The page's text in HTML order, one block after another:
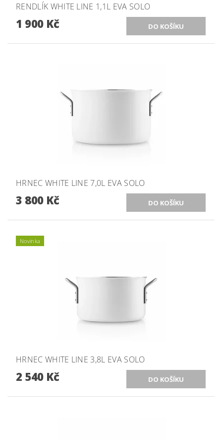
RENDLÍK WHITE LINE 1,1L EVA SOLO
1 900 Kč
HRNEC WHITE LINE 7,0L EVA SOLO
3 800 Kč
Novinka
HRNEC WHITE LINE 3,8L EVA SOLO
2 540 Kč